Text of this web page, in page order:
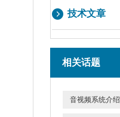
技术文章
相关话题
音视频系统介绍